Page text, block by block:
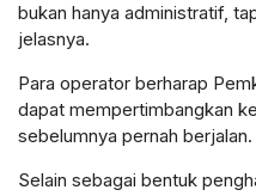
bukan hanya administratif,
jelasnya.
Para operator berharap
dapat mempertimbangkan
sebelumnya pernah berjalan.
Selain sebagai bentuk